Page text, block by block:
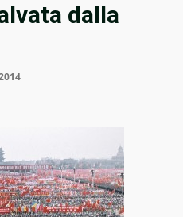
dalla